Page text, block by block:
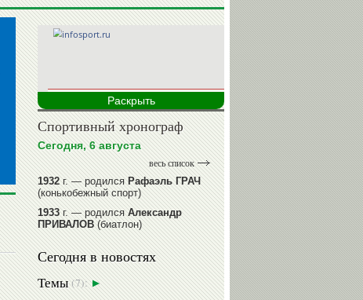
Раскрыть
Спортивный хронограф
Сегодня, 6 августа
весь список
1932г. — родилсяРафаэль ГРАЧ
(конькобежный спорт)
1933г. — родилсяАлександр
ПРИВАЛОВ(биатлон)
1939г. — родилсяАнатолий
ИОНОВ(хоккей)
1939г. — родилсяАнатолий
ЦАРИК(борьба вольная)
Сегодня в новостях
Темы(7):